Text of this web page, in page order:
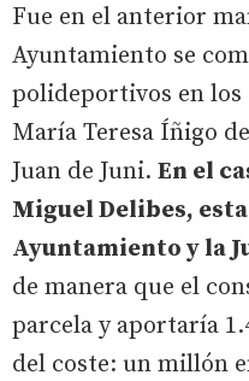
Fue en el anterior
Ayuntamiento se
polideportivos en
María Teresa Íñigo
Juan de Juni. En el
Miguel Delibes,
Ayuntamiento y la
de manera que el
parcela y aportaría
del coste: un millón